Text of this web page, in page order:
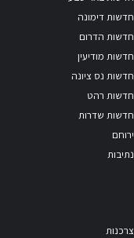
חדשות דימונה
חדשות הדרום
חדשות מודיעין
חדשות נס ציונה
חדשות רהט
חדשות שדרות
ירוחם
נתיבות
צרכנות